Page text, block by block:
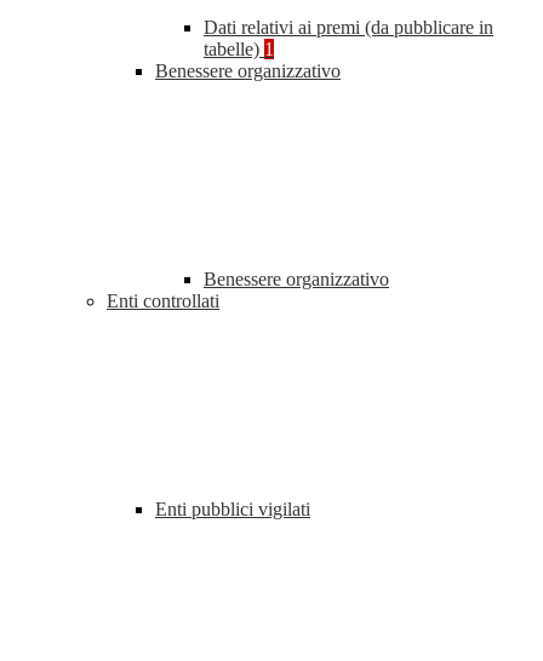
Dati relativi ai premi (da pubblicare in
tabelle) 1
Benessere organizzativo
Benessere organizzativo
Enti controllati
Enti pubblici vigilati